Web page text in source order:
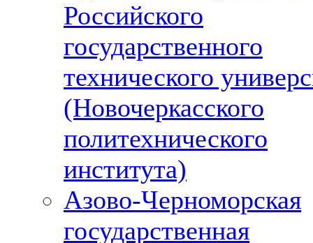
Российского
государственного
технического
(Новочеркасского
политехнического
института)
Азово-Черноморская
государственная